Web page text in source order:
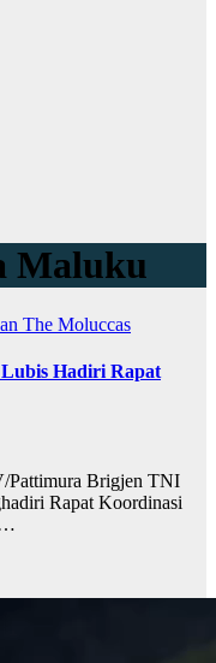
Maluku
The Moluccas
Hadiri Rapat
Brigjen TNI
Rapat Koordinasi